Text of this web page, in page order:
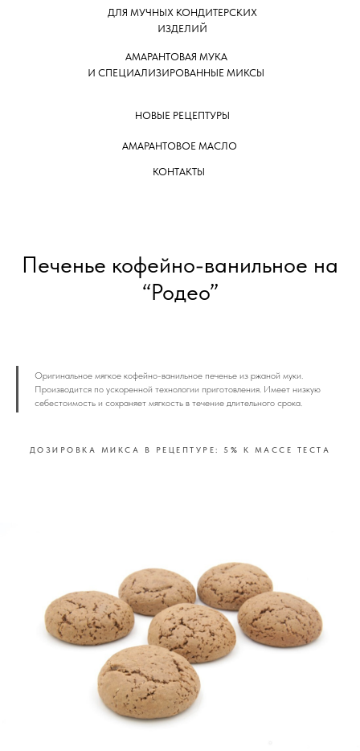
ДЛЯ МУЧНЫХ КОНДИТЕРСКИХ
ИЗДЕЛИЙ
АМАРАНТОВАЯ МУКА
И СПЕЦИАЛИЗИРОВАННЫЕ МИКСЫ
АМАРАНТОВОЕ МАСЛО
НОВЫЕ РЕЦЕПТУРЫ
КОНТАКТЫ
Печенье кофейно-ванильное на
“Родео”
Оригинальное мягкое кофейно-ванильное печенье из ржаной муки.
Производится по ускоренной технологии приготовления. Имеет низкую
себестоимость и сохраняет мягкость в течение длительного срока.
ДОЗИРОВКА МИКСА В РЕЦЕПТУРЕ: 5 % К МАССЕ ТЕСТА